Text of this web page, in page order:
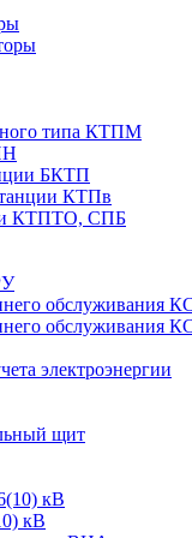
типа КТПМ
БКТП
КТПв
КТПТО, СПБ
обслуживания
обслуживания
электроэнергии
щит
кВ